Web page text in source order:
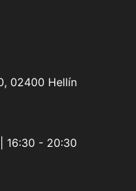
02400 Hellín
16:30 - 20:30